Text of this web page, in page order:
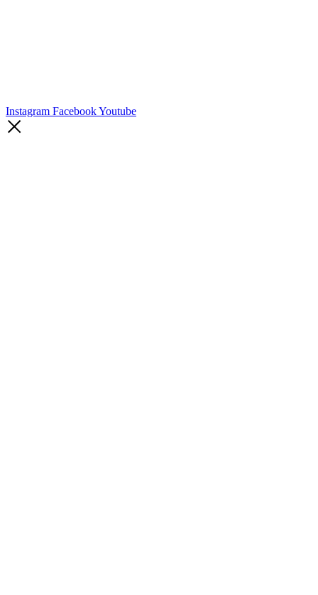
Instagram FacebookYoutube